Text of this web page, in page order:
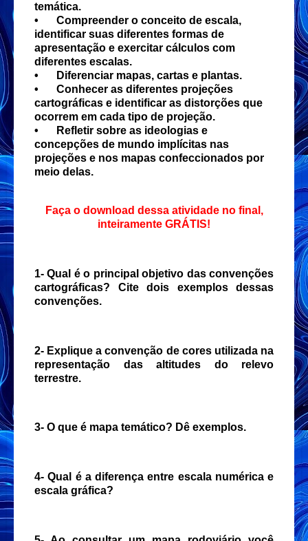
temática.
•
Compreender o conceito de escala,
identificar suas diferentes formas de
apresentação e exercitar cálculos com
diferentes escalas.
•
Diferenciar mapas, cartas e plantas.
•
Conhecer as diferentes projeções
cartográficas e identificar as distorções que
ocorrem em cada tipo de projeção.
•
Refletir sobre as ideologias e
concepções de mundo implícitas nas
projeções e nos mapas confeccionados por
meio delas.
Faça o download dessa atividade no final,
inteiramente GRÁTIS!
1- Qual é o principal objetivo das convenções
cartográficas? Cite dois exemplos dessas
convenções.
2- Explique a convenção de cores utilizada na
representação das altitudes do relevo
terrestre.
3- O que é mapa temático? Dê exemplos.
4- Qual é a diferença entre escala numérica e
escala gráfica?